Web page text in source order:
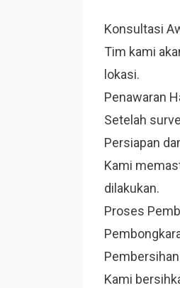
Konsultasi
Tim kami
lokasi.
Penawaran
Setelah
Persiapan
Kami
dilakukan.
Proses
Kami